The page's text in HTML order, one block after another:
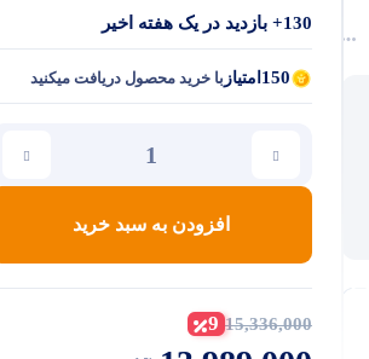
130+ بازدید در یک هفته اخیر
150 امتیاز با خرید محصول دریافت میکنید
افزودن به سبد خرید
15,336,000
9